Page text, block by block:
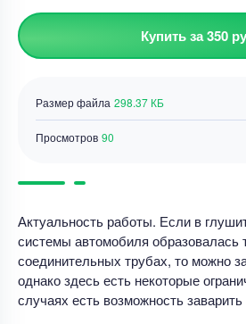
Купить за 350
Размер файла 298.37 КБ
Просмотров 90
Актуальность работы. Если в
системы автомобиля образовалась
соединительных трубах, то можно
однако здесь есть некоторые
случаях есть возможность заварить